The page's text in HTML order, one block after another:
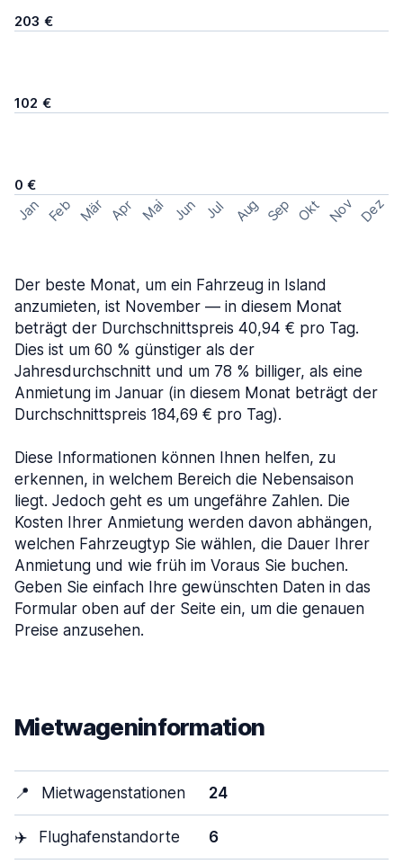
203 €
102 €
0 €
Jan Feb Mär Apr Mai Jun Jul Aug Sep Okt Nov Dez
Der beste Monat, um ein Fahrzeug in Island
anzumieten, ist November — in diesem Monat
beträgt der Durchschnittspreis 40,94 € pro Tag.
Dies ist um 60 % günstiger als der
Jahresdurchschnitt und um 78 % billiger, als eine
Anmietung im Januar (in diesem Monat beträgt der
Durchschnittspreis 184,69 € pro Tag).
Diese Informationen können Ihnen helfen, zu
erkennen, in welchem Bereich die Nebensaison
liegt. Jedoch geht es um ungefähre Zahlen. Die
Kosten Ihrer Anmietung werden davon abhängen,
welchen Fahrzeugtyp Sie wählen, die Dauer Ihrer
Anmietung und wie früh im Voraus Sie buchen.
Geben Sie einfach Ihre gewünschten Daten in das
Formular oben auf der Seite ein, um die genauen
Preise anzusehen.
Mietwageninformation
📍 Mietwagenstationen 24
✈️ Flughafenstandorte 6